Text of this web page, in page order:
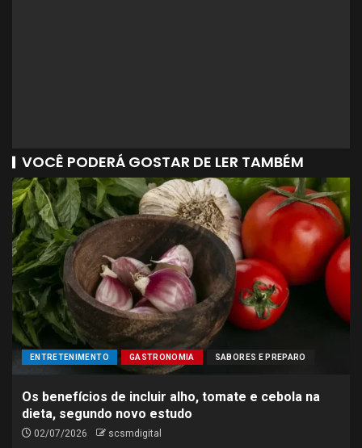
VOCÊ PODERÁ GOSTAR DE LER TAMBÉM
ENTRETENIMENTO GASTRONOMIA SABORES E PREPARO
Os benefícios de incluir alho, tomate e cebola na
dieta, segundo novo estudo
02/07/2026 scsmdigital